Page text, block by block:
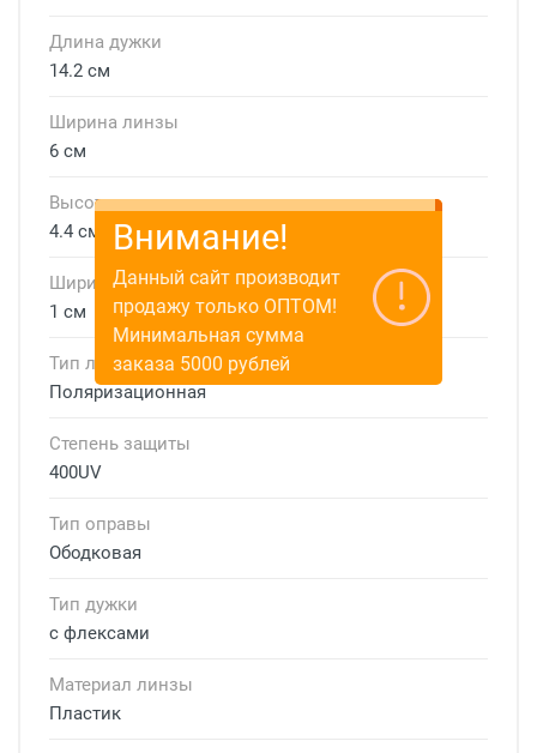
Длина дужки
14.2 см
Ширина линзы
6 см
Высота линзы
4.4 см
Ширина мостика
1 см
Тип линзы
Поляризационная
Степень защиты
400UV
Тип оправы
Ободковая
Тип дужки
с флексами
Материал линзы
Пластик
Внимание!
Данный сайт производит
продажу только ОПТОМ!
Минимальная сумма
заказа 5000 рублей